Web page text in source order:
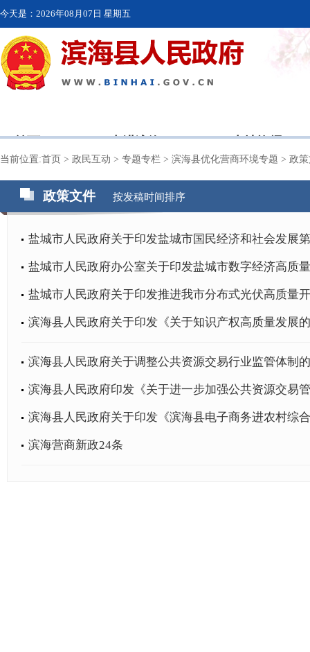
今天是： 2026年08月07日 星期五
首页 走进滨海 本地资讯
当前位置:首页 > 政民互动 > 专题专栏 > 滨海县优化营商环境专题 > 政
政策文件 按发稿时间排序
盐城市人民政府关于印发盐城市国民经济和社会发展
盐城市人民政府办公室关于印发盐城市数字经济高质
盐城市人民政府关于印发推进我市分布式光伏高质量
滨海县人民政府关于印发《关于知识产权高质量发展
滨海县人民政府关于调整公共资源交易行业监管体制
滨海县人民政府印发《关于进一步加强公共资源交易
滨海县人民政府关于印发《滨海县电子商务进农村综
滨海营商新政24条